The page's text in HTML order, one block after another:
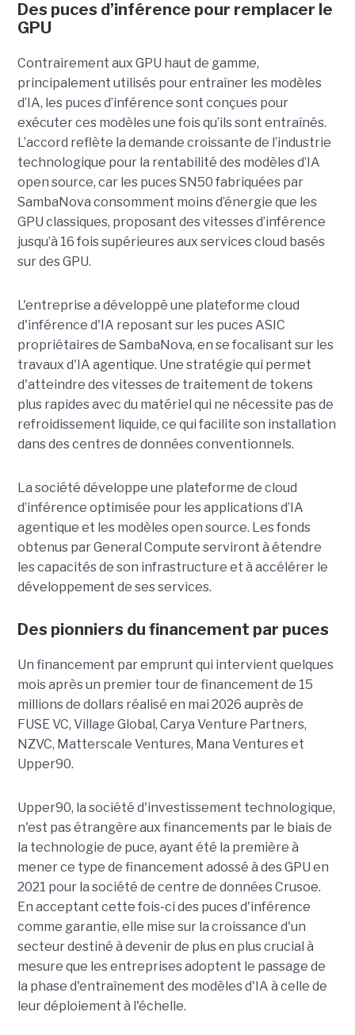
Des puces d’inférence pour remplacer le
GPU
Contrairement aux GPU haut de gamme,
principalement utilisés pour entraîner les modèles
d’IA, les puces d’inférence sont conçues pour
exécuter ces modèles une fois qu’ils sont entraînés.
L’accord reflète la demande croissante de l’industrie
technologique pour la rentabilité des modèles d’IA
open source, car les puces SN50 fabriquées par
SambaNova consomment moins d’énergie que les
GPU classiques, proposant des vitesses d’inférence
jusqu’à 16 fois supérieures aux services cloud basés
sur des GPU.
L'entreprise a développé une plateforme cloud
d'inférence d'IA reposant sur les puces ASIC
propriétaires de SambaNova, en se focalisant sur les
travaux d'IA agentique. Une stratégie qui permet
d'atteindre des vitesses de traitement de tokens
plus rapides avec du matériel qui ne nécessite pas de
refroidissement liquide, ce qui facilite son installation
dans des centres de données conventionnels.
La société développe une plateforme de cloud
d’inférence optimisée pour les applications d’IA
agentique et les modèles open source. Les fonds
obtenus par General Compute serviront à étendre
les capacités de son infrastructure et à accélérer le
développement de ses services.
Des pionniers du financement par puces
Un financement par emprunt qui intervient quelques
mois après un premier tour de financement de 15
millions de dollars réalisé en mai 2026 auprès de
FUSE VC, Village Global, Carya Venture Partners,
NZVC, Matterscale Ventures, Mana Ventures et
Upper90.
Upper90, la société d'investissement technologique,
n'est pas étrangère aux financements par le biais de
la technologie de puce, ayant été la première à
mener ce type de financement adossé à des GPU en
2021 pour la société de centre de données Crusoe.
En acceptant cette fois-ci des puces d'inférence
comme garantie, elle mise sur la croissance d'un
secteur destiné à devenir de plus en plus crucial à
mesure que les entreprises adoptent le passage de
la phase d'entraînement des modèles d'IA à celle de
leur déploiement à l'échelle.